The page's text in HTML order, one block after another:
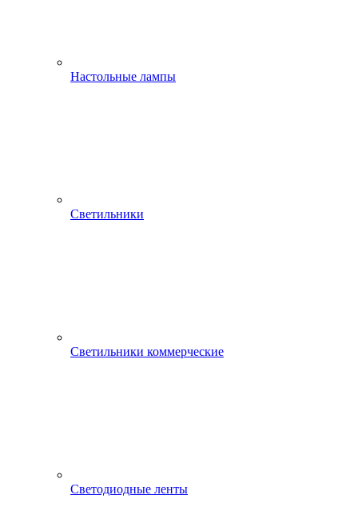
Настольные лампы
Светильники
Светильники коммерческие
Светодиодные ленты